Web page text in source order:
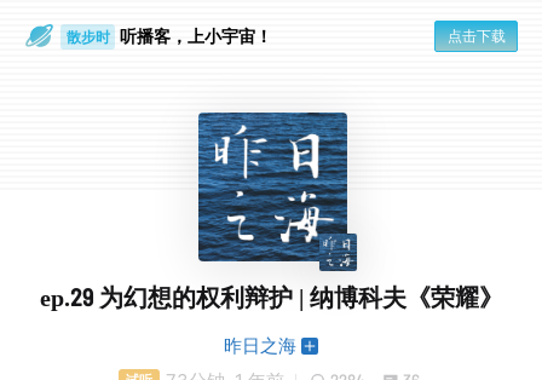
散步时 听播客，上小宇宙！ 点击下载
ep.29 为幻想的权利辩护 | 纳博科夫《荣耀》
昨日之海